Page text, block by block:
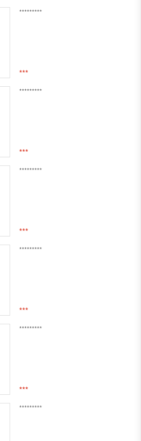
*********
***
*********
***
*********
***
*********
***
*********
***
*********